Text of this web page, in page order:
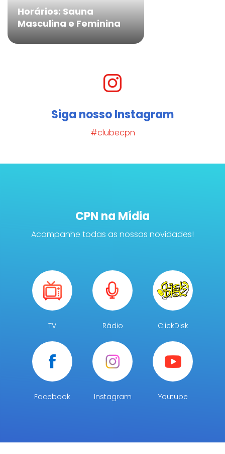
Horários: Sauna
Masculina e Feminina
Siga nosso Instagram
#clubecpn
CPN na Mídia
Acompanhe todas as nossas novidades!
TV Rádio ClickDisk
Facebook Instagram Youtube